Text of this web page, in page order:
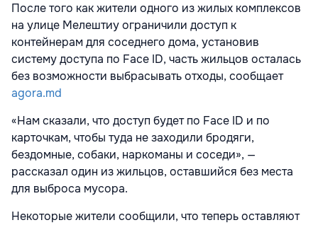
После того как жители одного из жилых комплексов
на улице Мелештиу ограничили доступ к
контейнерам для соседнего дома, установив
систему доступа по Face ID, часть жильцов осталась
без возможности выбрасывать отходы, сообщает
agora.md
«Нам сказали, что доступ будет по Face ID и по
карточкам, чтобы туда не заходили бродяги,
бездомные, собаки, наркоманы и соседи», —
рассказал один из жильцов, оставшийся без места
для выброса мусора.
Некоторые жители сообщили, что теперь оставляют